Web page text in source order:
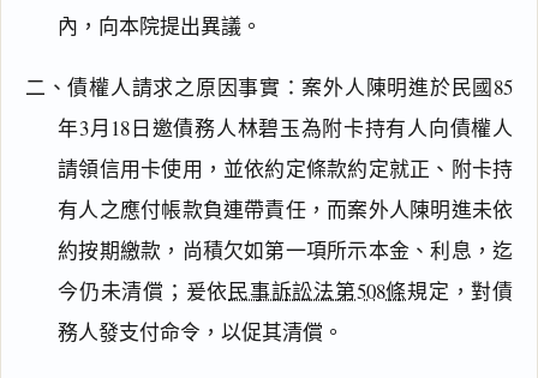
內，向本院提出異議。
二、債權人請求之原因事實：案外人陳明進於民國85
年3月18日邀債務人林碧玉為附卡持有人向債權人
請領信用卡使用，並依約定條款約定就正、附卡持
有人之應付帳款負連帶責任，而案外人陳明進未依
約按期繳款，尚積欠如第一項所示本金、利息，迄
今仍未清償；爰依民事訴訟法第508條規定，對債
務人發支付命令，以促其清償。